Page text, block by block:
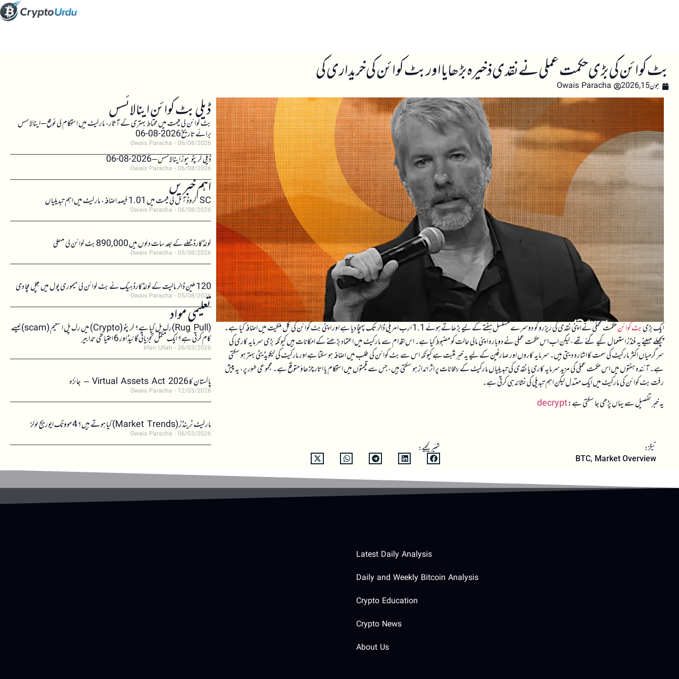
بٹ کوائن کی بڑی حکمت عملی نے نقدی ذخیرہ بڑھایا اور بٹ کوائن کی خریداری کی
جون 15, 2026 Owais Paracha
ایک بڑیبٹ کوائن
حکمت عملی نے اپنی نقدی کی ریزرو کو دوسرے مسلسل ہفتے کے لیے بڑھاتے ہوئے 1.1 ارب امریکی ڈالر تک پہنچا دیا ہے اور اپنی بٹ کوائن کی کل ملکیت میں اضافہ کیا ہے۔
پچھلے مہینے یہ فنڈز استعمال کیے گئے تھے، لیکن اب اس حکمت عملی نے دوبارہ اپنی مالی حالت کو مضبوط کیا ہے۔ اس اقدام سے مارکیٹ میں اعتماد بڑھنے کے امکانات ہیں کیونکہ بڑی سرمایہ کاری کی
سرگرمیاں اکثر مارکیٹ کی سمت کا اشارہ دیتی ہیں۔ سرمایہ کاروں اور صارفین کے لیے یہ خبر مثبت ہے کیونکہ اس سے بٹ کوائن کی طلب میں اضافہ ہو سکتا ہے اور مارکیٹ کی لیکویڈیٹی بہتر ہو سکتی
ہے۔ آئندہ ہفتوں میں اس حکمت عملی کی مزید سرمایہ کاری یا نقدی کی تبدیلیاں مارکیٹ کے رجحانات پر اثر انداز ہو سکتی ہیں، جس سے قیمتوں میں استحکام یا اتار چڑھاؤ متوقع ہے۔ مجموعی طور پر، یہ پیش
رفت بٹ کوائن کی مارکیٹ میں ایک معتدل لیکن اہم تبدیلی کی نشاندہی کرتی ہے۔
یہ خبر تفصیل سے یہاں پڑھی جا سکتی ہے:decrypt
ٹیگز:
BTC, Market Overview
شئیر کیجیے:
ڈیلی بٹ کوائن اینالائسس
بٹ کوائن کی قیمت میں محتاط بہتری کے آثار، مارکیٹ میں استحکام کی توقع – اینالائسس
برائے تاریخ 2026-08-06
Owais Paracha 06/08/2026
ڈیلی کرپٹو نیوز اینالائسس – 2026-08-06
Owais Paracha 06/08/2026
اہم خبریں
SC کروڈ آئل کی قیمت میں 1.01 فیصد اضافہ، مارکیٹ میں اہم تبدیلیاں
Owais Paracha 06/08/2026
کولڈکارڈ حملے کے بعد سات دنوں میں 890,000 بٹ کوائن کی منتقلی
Owais Paracha 05/08/2026
120 ملین ڈالر مالیت کے کولڈکارڈ ہیک نے بٹ کوائن کی میموری پول میں ہلچل مچا دی
Owais Paracha 05/08/2026
تعلیمی مواد (Rug Pull)رگ پل کیا ہے؟ کرپٹو (Crypto) میں رگ پل اسکیم (scam)کیسے
کام کرتی ہے؟ ایک مکمل تجزیاتی گائیڈ اور 6 احتیاطی تدابیر
Irfan Ullah 26/03/2026
پاکستان کا Virtual Assets Act 2026 – جائزہ
Owais Paracha 12/03/2026
مارکیٹ ٹرینڈز (Market Trends) کیا ہوتے ہیں؟ 4 موونگ ایوریج ٹولز
Owais Paracha 06/03/2026
Latest Daily Analysis
Daily and Weekly Bitcoin Analysis
Crypto Education
Crypto News
About Us